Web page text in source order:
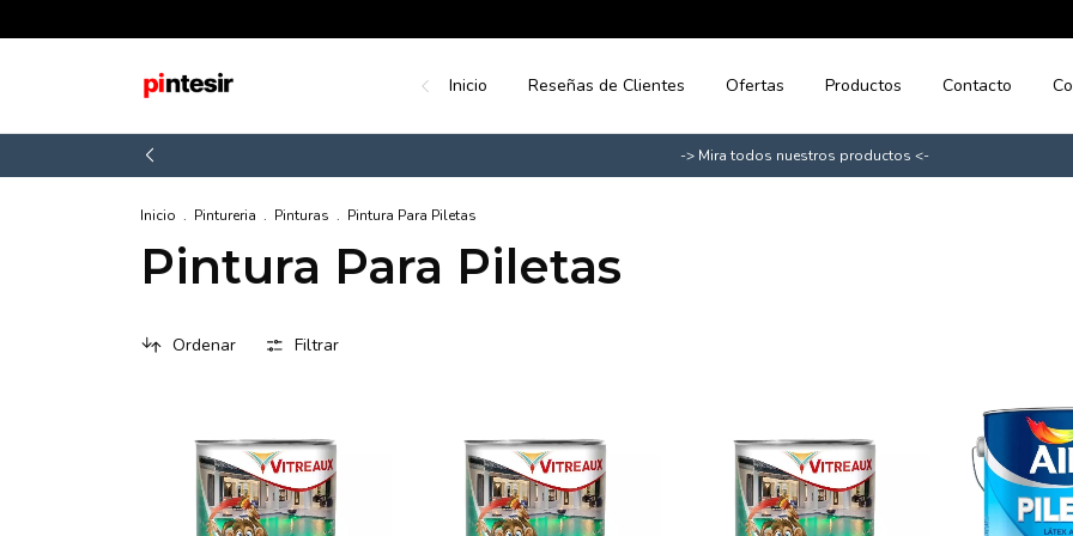
Inicio Reseñas de Clientes Ofertas Productos Contacto
-> Mira todos nuestros productos <-
Inicio . Pintureria . Pinturas . Pintura Para Piletas
Pintura Para Piletas
Ordenar Filtrar